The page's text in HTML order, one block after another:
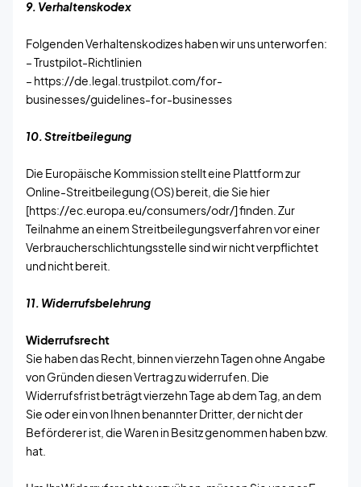
9. Verhaltenskodex
Folgenden Verhaltenskodizes haben wir uns unterworfen:
– Trustpilot-Richtlinien
– https://de.legal.trustpilot.com/for-
businesses/guidelines-for-businesses
10. Streitbeilegung
Die Europäische Kommission stellt eine Plattform zur
Online-Streitbeilegung (OS) bereit, die Sie hier
[https://ec.europa.eu/consumers/odr/] finden. Zur
Teilnahme an einem Streitbeilegungsverfahren vor einer
Verbraucherschlichtungsstelle sind wir nicht verpflichtet
und nicht bereit.
11. Widerrufsbelehrung
Widerrufsrecht
Sie haben das Recht, binnen vierzehn Tagen ohne Angabe
von Gründen diesen Vertrag zu widerrufen. Die
Widerrufsfrist beträgt vierzehn Tage ab dem Tag, an dem
Sie oder ein von Ihnen benannter Dritter, der nicht der
Beförderer ist, die Waren in Besitz genommen haben bzw.
hat.